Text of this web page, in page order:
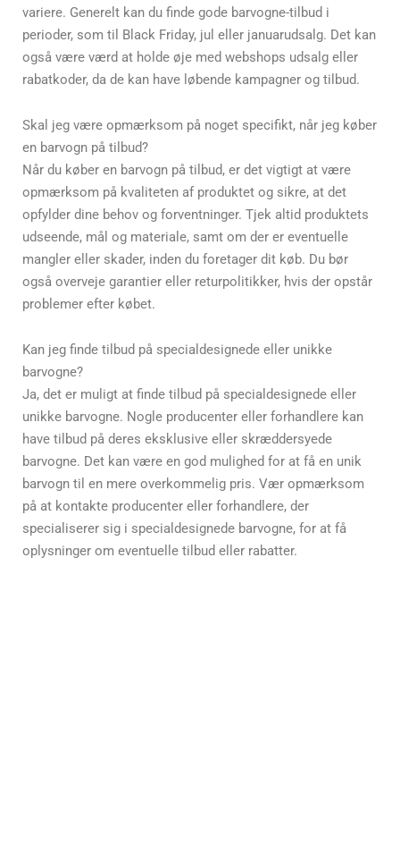
variere. Generelt kan du finde gode barvogne-tilbud i
perioder, som til Black Friday, jul eller januarudsalg. Det kan
også være værd at holde øje med webshops udsalg eller
rabatkoder, da de kan have løbende kampagner og tilbud.
Skal jeg være opmærksom på noget specifikt, når jeg køber
en barvogn på tilbud?
Når du køber en barvogn på tilbud, er det vigtigt at være
opmærksom på kvaliteten af produktet og sikre, at det
opfylder dine behov og forventninger. Tjek altid produktets
udseende, mål og materiale, samt om der er eventuelle
mangler eller skader, inden du foretager dit køb. Du bør
også overveje garantier eller returpolitikker, hvis der opstår
problemer efter købet.
Kan jeg finde tilbud på specialdesignede eller unikke
barvogne?
Ja, det er muligt at finde tilbud på specialdesignede eller
unikke barvogne. Nogle producenter eller forhandlere kan
have tilbud på deres eksklusive eller skræddersyede
barvogne. Det kan være en god mulighed for at få en unik
barvogn til en mere overkommelig pris. Vær opmærksom
på at kontakte producenter eller forhandlere, der
specialiserer sig i specialdesignede barvogne, for at få
oplysninger om eventuelle tilbud eller rabatter.